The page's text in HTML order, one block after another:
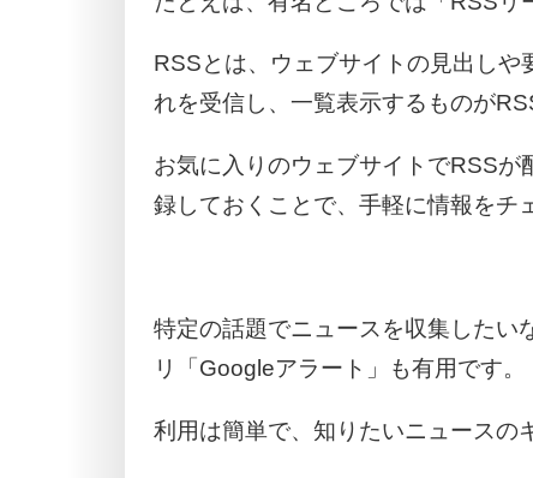
RSSとは、ウェブサイトの見出し
れを受信し、一覧表示するものが
お気に入りのウェブサイトでRSS
録しておくことで、手軽に情報をチ
特定の話題でニュースを収集したい
リ「Googleアラート」も有用です。
利用は簡単で、知りたいニュースの